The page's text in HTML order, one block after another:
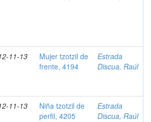
11-13
Mujer tzotzil de
frente, 4194
Estrada
Discua, Raúl
11-13
Niña tzotzil de
perfil, 4205
Estrada
Discua, Raúl